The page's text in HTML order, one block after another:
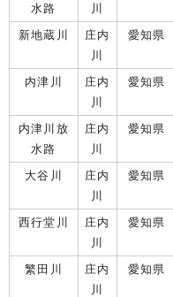
水路
川
新地蔵川
庄内
川
愛知県
内津川
庄内
川
愛知県
内津川放
水路
庄内
川
愛知県
大谷川
庄内
川
愛知県
西行堂川
庄内
川
愛知県
繁田川
庄内
川
愛知県